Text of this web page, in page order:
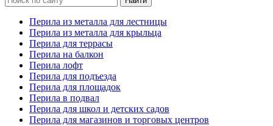
Перила из металла для лестницы
Перила из металла для крыльца
Перила для террасы
Перила на балкон
Перила лофт
Перила для подъезда
Перила для площадок
Перила в подвал
Перила для школ и детских садов
Перила для магазинов и торговых центров